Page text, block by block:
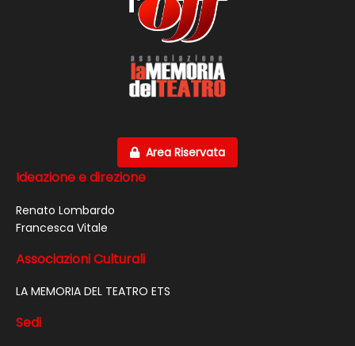
Area Riservata
Ideazione e direzione
Renato Lombardo
Francesca Vitale
Associazioni Culturali
LA MEMORIA DEL TEATRO ETS
Sedi